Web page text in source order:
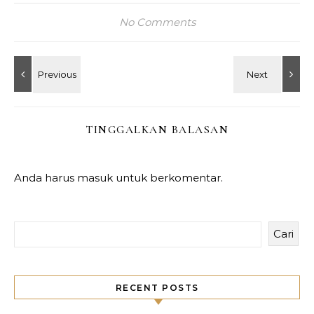
No Comments
TINGGALKAN BALASAN
Anda harus masuk untuk berkomentar.
Cari
RECENT POSTS